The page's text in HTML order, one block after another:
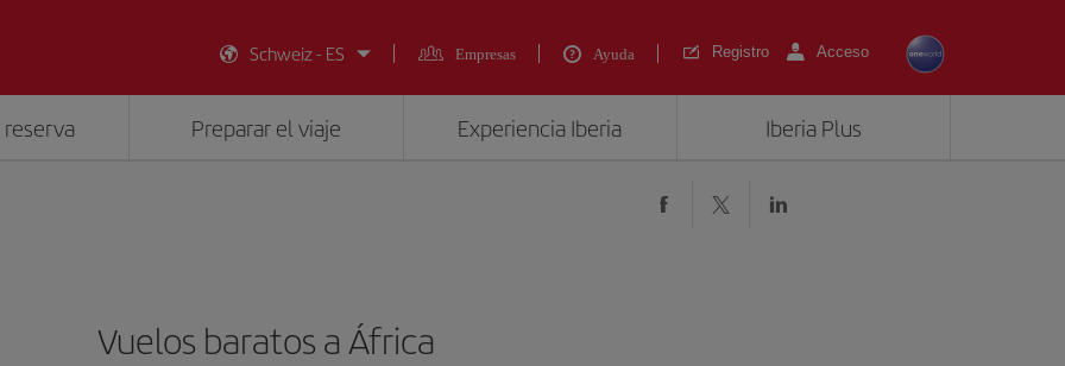
Schweiz - ES
Empresas Ayuda Registro Acceso
Preparar el viaje Experiencia Iberia Iberia Plus
Vuelos baratos a África